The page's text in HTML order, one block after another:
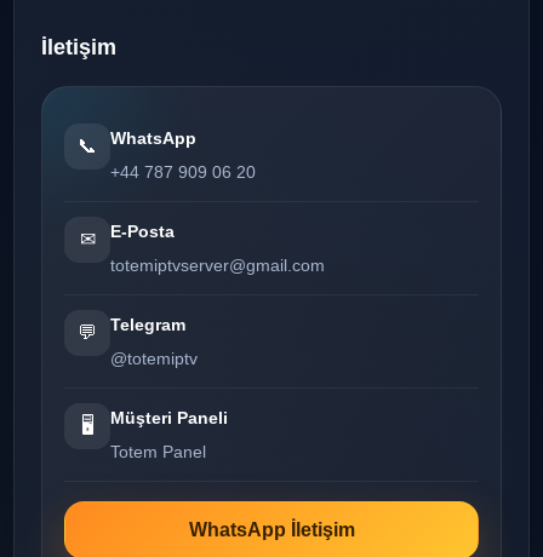
İletişim
📞
WhatsApp
+44 787 909 06 20
✉
E-Posta
totemiptvserver@gmail.com
💬
Telegram
@totemiptv
🖥️
Müşteri Paneli
Totem Panel
WhatsApp İletişim